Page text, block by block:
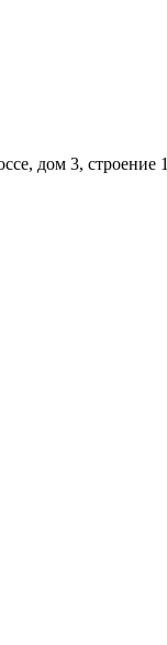
дом 3, строение 1